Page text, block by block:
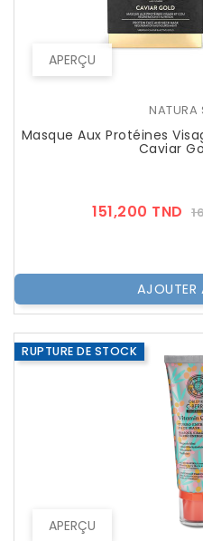
APERÇU
NATURA
Masque Aux Protéines
Caviar
151,200 TND
AJOUTER
APERÇU
RUPTURE DE STOCK